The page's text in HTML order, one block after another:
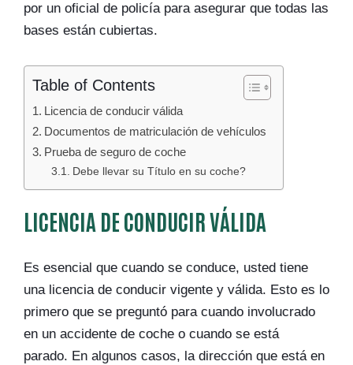
por un oficial de policía para asegurar que todas las
bases están cubiertas.
Table of Contents
Licencia de conducir válida
Documentos de matriculación de vehículos
Prueba de seguro de coche
Debe llevar su Título en su coche?
LICENCIA DE CONDUCIR VÁLIDA
Es esencial que cuando se conduce, usted tiene
una licencia de conducir vigente y válida. Esto es lo
primero que se preguntó para cuando involucrado
en un accidente de coche o cuando se está
parado. En algunos casos, la dirección que está en